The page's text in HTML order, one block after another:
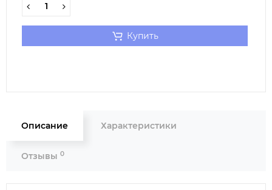
Купить
Описание Характеристики
Отзывы 0